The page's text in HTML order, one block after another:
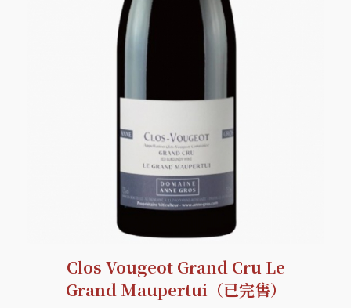
Clos Vougeot Grand Cru Le
Grand Maupertui（已完售）